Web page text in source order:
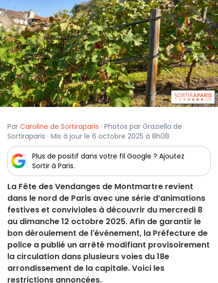
Par Caroline de Sortiraparis · Photos par Graziella de
Sortiraparis · Mis à jour le 6 octobre 2025 à 8h08
Plus de positif dans votre fil Google ? Ajoutez
Sortir à Paris.
La Fête des Vendanges de Montmartre revient
dans le nord de Paris avec une série d’animations
festives et conviviales à découvrir du mercredi 8
au dimanche 12 octobre 2025. Afin de garantir le
bon déroulement de l'événement, la Préfecture de
police a publié un arrêté modifiant provisoirement
la circulation dans plusieurs voies du 18e
arrondissement de la capitale. Voici les
restrictions annoncées.